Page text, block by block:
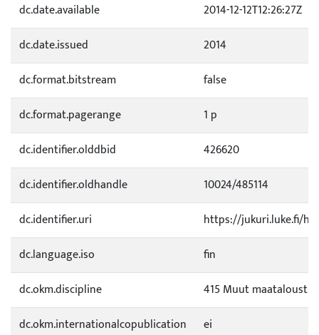
dc.date.available
2014-12-12T12:26:27Z
dc.date.issued
2014
dc.format.bitstream
false
dc.format.pagerange
1 p
dc.identifier.olddbid
426620
dc.identifier.oldhandle
10024/485114
dc.identifier.uri
https://jukuri.luke.fi/
dc.language.iso
fin
dc.okm.discipline
415 Muut
dc.okm.internationalcopublication
ei